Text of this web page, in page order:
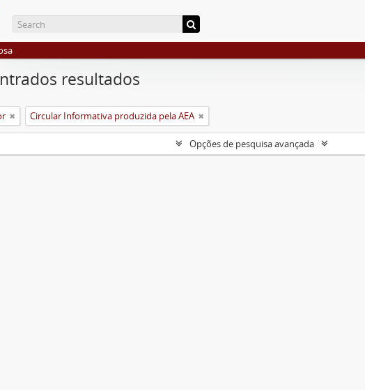
resultados
Circular Informativa produzida pela AEA
Opções de pesquisa avançada